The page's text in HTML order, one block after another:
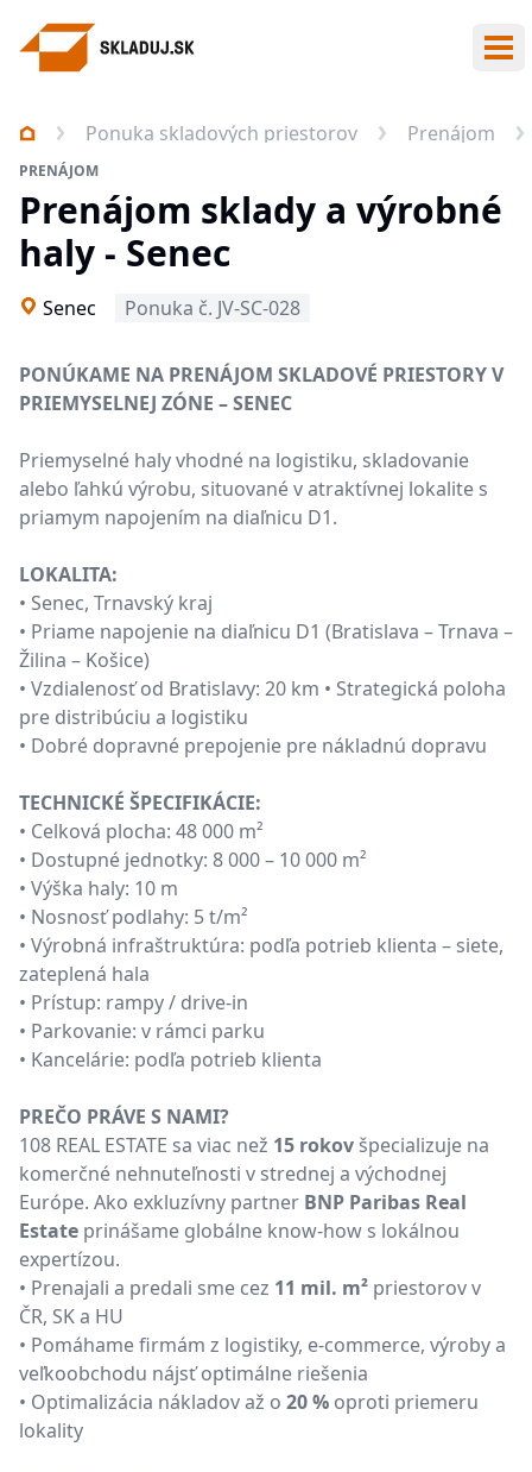
Ponuka skladových priestorov Prenájom
PRENÁJOM
Prenájom sklady a výrobné
haly - Senec
Senec Ponuka č. JV-SC-028
PONÚKAME NA PRENÁJOM SKLADOVÉ PRIESTORY V
PRIEMYSELNEJ ZÓNE – SENEC
Priemyselné haly vhodné na logistiku, skladovanie
alebo ľahkú výrobu, situované v atraktívnej lokalite s
priamym napojením na diaľnicu D1.
LOKALITA:
• Senec, Trnavský kraj
• Priame napojenie na diaľnicu D1 (Bratislava – Trnava –
Žilina – Košice)
• Vzdialenosť od Bratislavy: 20 km • Strategická poloha
pre distribúciu a logistiku
• Dobré dopravné prepojenie pre nákladnú dopravu
TECHNICKÉ ŠPECIFIKÁCIE:
• Celková plocha: 48 000 m²
• Dostupné jednotky: 8 000 – 10 000 m²
• Výška haly: 10 m
• Nosnosť podlahy: 5 t/m²
• Výrobná infraštruktúra: podľa potrieb klienta – siete,
zateplená hala
• Prístup: rampy / drive-in
• Parkovanie: v rámci parku
• Kancelárie: podľa potrieb klienta
PREČO PRÁVE S NAMI?
108 REAL ESTATE sa viac než 15 rokov špecializuje na
komerčné nehnuteľnosti v strednej a východnej
Európe. Ako exkluzívny partner BNP Paribas Real
Estate prinášame globálne know-how s lokálnou
expertízou.
• Prenajali a predali sme cez 11 mil. m² priestorov v
ČR, SK a HU
• Pomáhame firmám z logistiky, e-commerce, výroby a
veľkoobchodu nájsť optimálne riešenia
• Optimalizácia nákladov až o 20 % oproti priemeru
lokality